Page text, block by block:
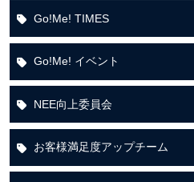
Go!Me! TIMES
Go!Me! イベント
NEE向上委員会
お客様満足度アップチーム